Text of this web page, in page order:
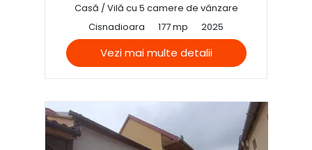
Casă / Vilă cu 5 camere de vânzare
Cisnadioara
177 mp 2025
Vezi mai multe detalii